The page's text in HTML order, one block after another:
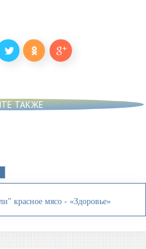
ТАКЖЕ
красное мясо - «Здоровье»